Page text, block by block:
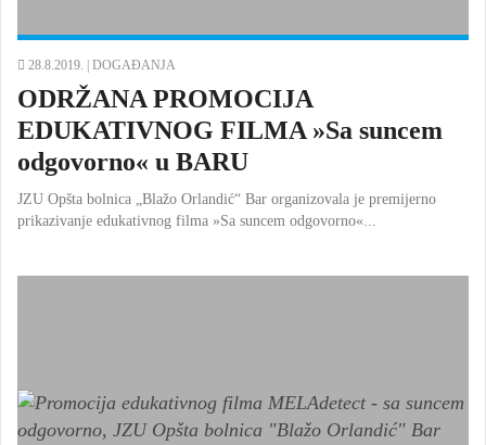
28.8.2019. | DOGAĐANJA
ODRŽANA PROMOCIJA
EDUKATIVNOG FILMA »Sa suncem
odgovorno« u BARU
JZU Opšta bolnica „Blažo Orlandić“ Bar organizovala je premijerno
prikazivanje edukativnog filma »Sa suncem odgovorno«...